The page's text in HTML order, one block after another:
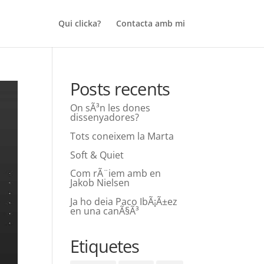
Qui clicka? Contacta amb mi
Posts recents
On sÃ³n les dones
dissenyadores?
Tots coneixem la Marta
Soft & Quiet
Com rÃ¨iem amb en
Jakob Nielsen
Ja ho deia Paco IbÃ¡Ã±ez
en una canÃ§Ã³
Etiquetes